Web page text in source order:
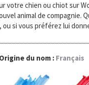
votre chien ou chiot sur
animal de compagnie.
si vous préférez lui
Origine du nom : Français